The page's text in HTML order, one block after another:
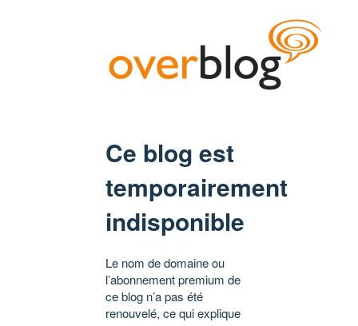
Ce blog est
temporairement
indisponible
Le nom de domaine ou
l’abonnement premium de
ce blog n’a pas été
renouvelé, ce qui explique